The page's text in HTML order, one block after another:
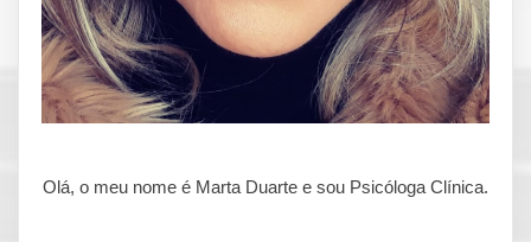
Olá, o meu nome é Marta Duarte e sou Psicóloga Clínica.